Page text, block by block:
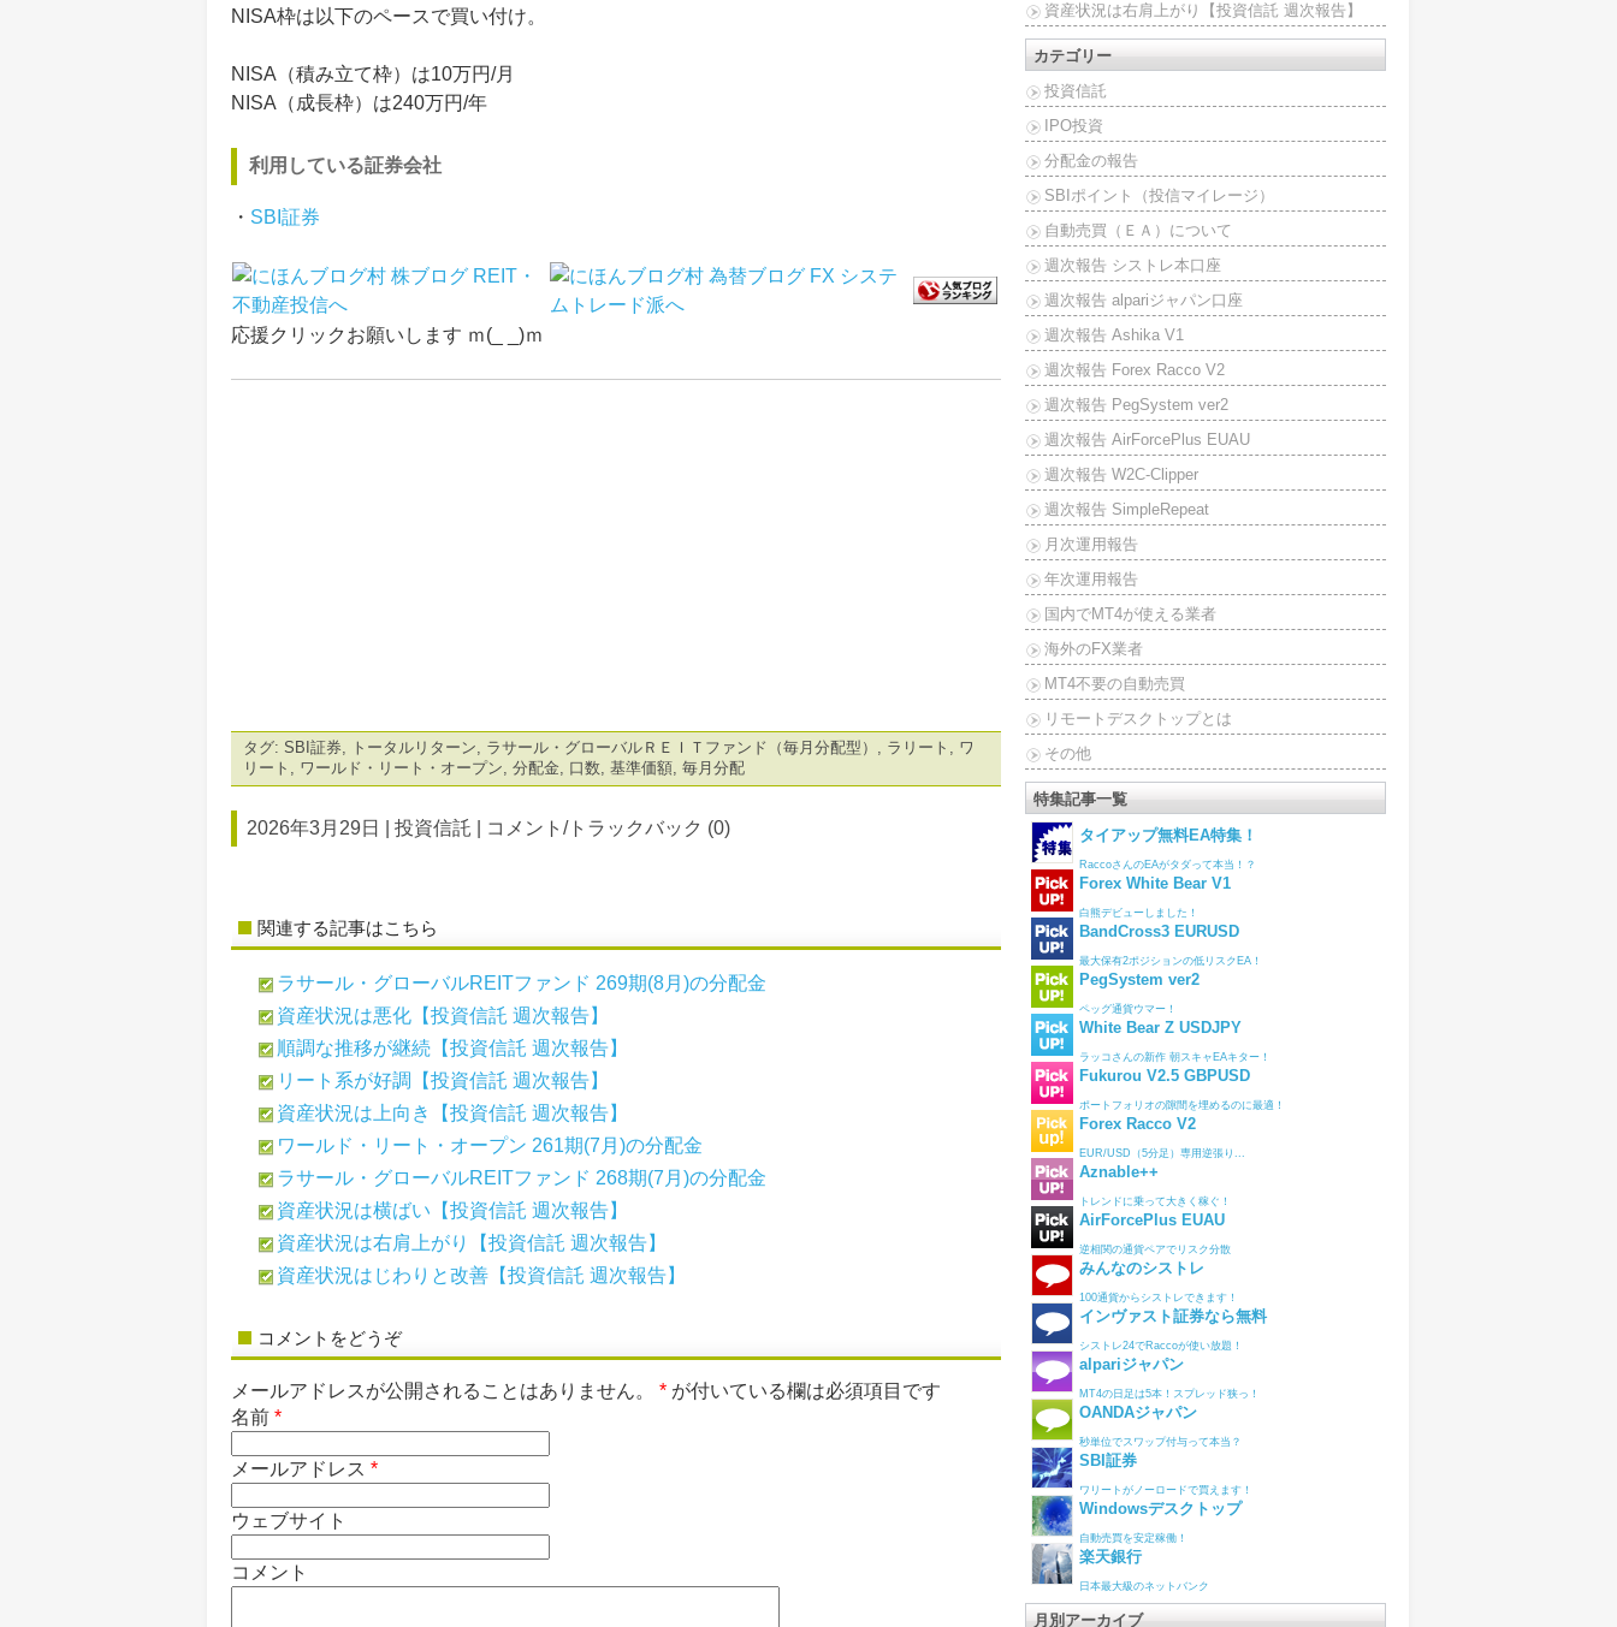
NISA枠は以下のペースで買い付け。
NISA（積み立て枠）は10万円/月
NISA（成長枠）は240万円/年
利用している証券会社
・ SBI証券
応援クリックお願いします ｍ(_ _)ｍ
タグ: SBI証券, トータルリターン, ラサール・グローバルＲＥＩＴファンド（毎月分配型） , ラリート , ワ
リート , ワールド・リート・オープン, 分配金, 口数, 基準価額, 毎月分配
2026年3月29日 | 投資信託 コメント/トラックバック (0)
関連する記事はこちら
ラサール・グローバルREITファンド 269期(8月)の分配金
資産状況は悪化【投資信託 週次報告】
順調な推移が継続【投資信託 週次報告】
リート系が好調【投資信託 週次報告】
資産状況は上向き【投資信託 週次報告】
ワールド・リート・オープン 261期(7月)の分配金
ラサール・グローバルREITファンド 268期(7月)の分配金
資産状況は横ばい【投資信託 週次報告】
資産状況は右肩上がり【投資信託 週次報告】
資産状況はじわりと改善【投資信託 週次報告】
コメントをどうぞ
メールアドレスが公開されることはありません。 * が付いている欄は必須項目です
名前 *
メールアドレス *
ウェブサイト
コメント
資産状況は右肩上がり【投資信託 週次報告】
カテゴリー
投資信託
IPO投資
分配金の報告
SBIポイント（投信マイレージ）
自動売買（ＥＡ）について
週次報告 シストレ本口座
週次報告 alpariジャパン口座
週次報告 Ashika V1
週次報告 Forex Racco V2
週次報告 PegSystem ver2
週次報告 AirForcePlus EUAU
週次報告 W2C-Clipper
週次報告 SimpleRepeat
月次運用報告
年次運用報告
国内でMT4が使える業者
海外のFX業者
MT4不要の自動売買
リモートデスクトップとは
その他
特集記事一覧
タイアップ無料EA特集！
RaccoさんのEAがタダって本当！？
Forex White Bear V1
白熊デビューしました！
BandCross3 EURUSD
最大保有2ポジションの低リスクEA！
PegSystem ver2
ペッグ通貨ウマー！
White Bear Z USDJPY
ラッコさんの新作 朝スキャEAキター！
Fukurou V2.5 GBPUSD
ポートフォリオの隙間を埋めるのに最適！
Forex Racco V2
EUR/USD（5分足）専用逆張り...
Aznable++
トレンドに乗って大きく稼ぐ！
AirForcePlus EUAU
逆相関の通貨ペアでリスク分散
みんなのシストレ
100通貨からシストレできます！
インヴァスト証券なら無料
シストレ24でRaccoが使い放題！
alpariジャパン
MT4の日足は5本！スプレッド狭っ！
OANDAジャパン
秒単位でスワップ付与って本当？
SBI証券
ワリートがノーロードで買えます！
Windowsデスクトップ
自動売買を安定稼働！
楽天銀行
日本最大級のネットバンク
月別アーカイブ